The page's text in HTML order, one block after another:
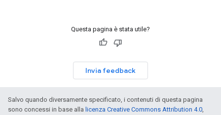
Questa pagina è stata utile?
Invia feedback
Salvo quando diversamente specificato, i contenuti di questa pagina
sono concessi in base alla licenza Creative Commons Attribution 4.0,